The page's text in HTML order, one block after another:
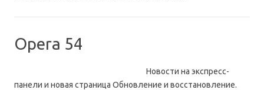
Opera 54
Новости на экспресс-
панели и новая страница Обновление и восстановление.